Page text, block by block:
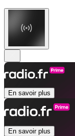
En savoir plus
En savoir plus